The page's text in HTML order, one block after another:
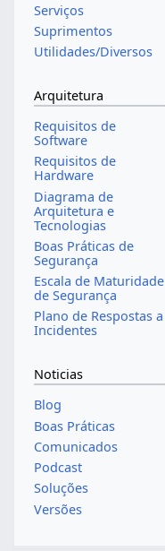
Serviços
Suprimentos
Utilidades/Diversos
Arquitetura
Requisitos de
Software
Requisitos de
Hardware
Diagrama de
Arquitetura e
Tecnologias
Boas Práticas de
Segurança
Escala de Maturidade
de Segurança
Plano de Respostas a
Incidentes
Noticias
Blog
Boas Práticas
Comunicados
Podcast
Soluções
Versões